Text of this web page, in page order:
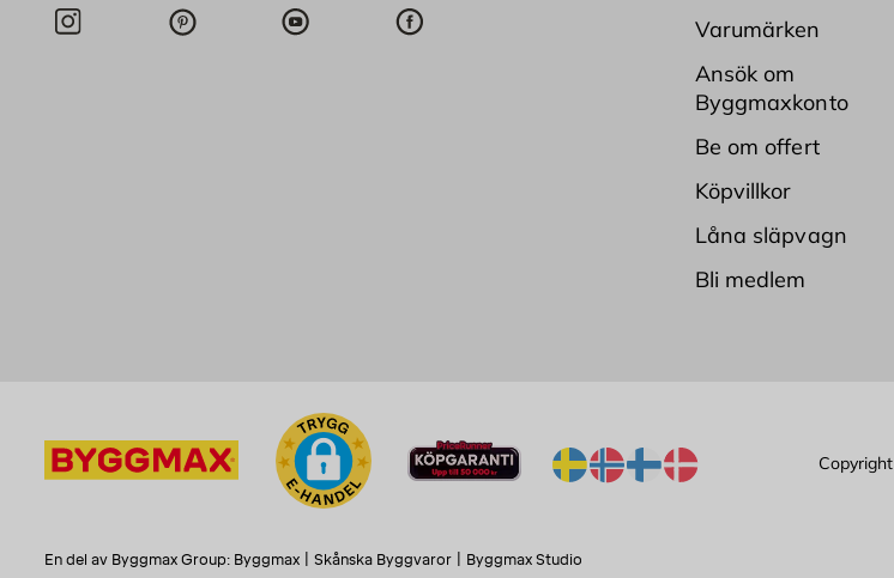
Varumärken
Ansök om
Byggmaxkonto
Be om offert
Köpvillkor
Låna släpvagn
Bli medlem
Copyright
En del av Byggmax Group: Byggmax Skånska Byggvaror Byggmax Studio